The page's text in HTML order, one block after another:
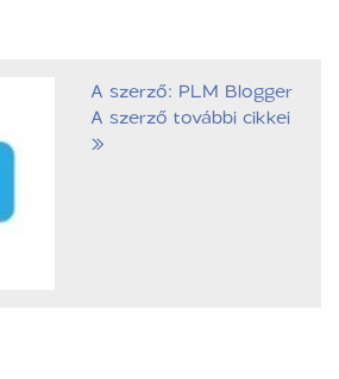
A szerző: PLM Blogger
A szerző további cikkei
»